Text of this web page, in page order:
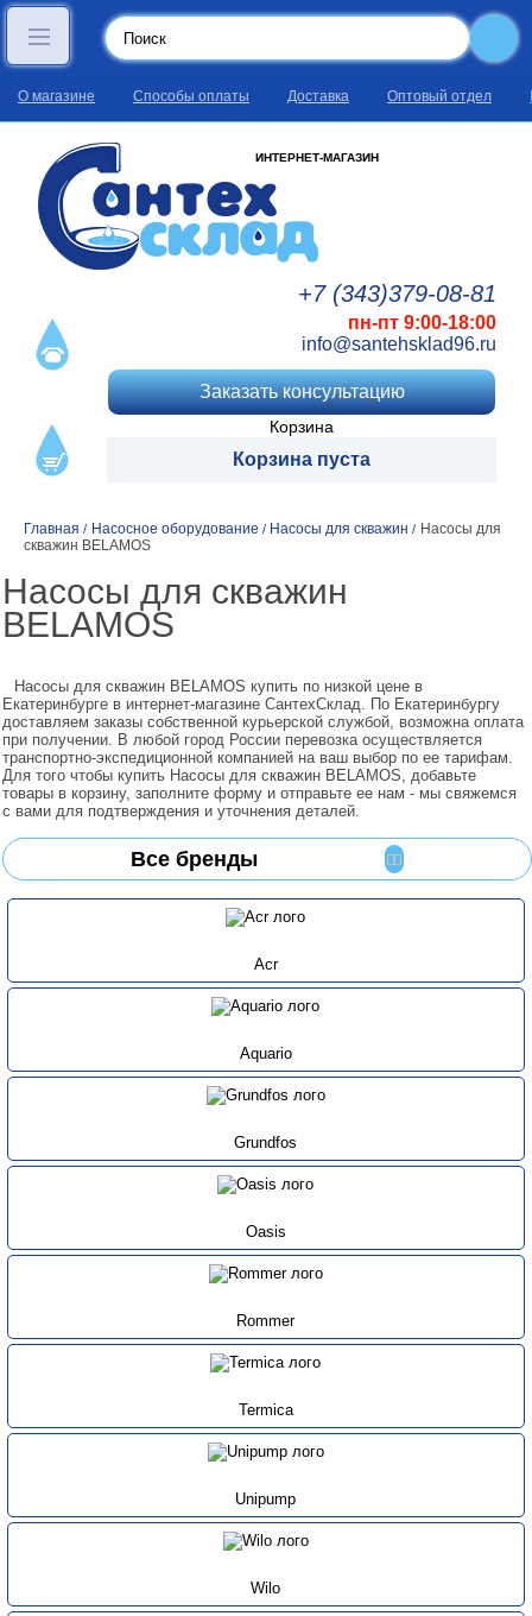
О магазине Способы оплаты Доставка Оптовый отдел
ИНТЕРНЕТ-МАГАЗИН
+7 (343)379-08-81
пн-пт 9:00-18:00
info@santehsklad96.ru
Заказать консультацию
Корзина
Корзина пуста
Главная / Насосное оборудование / Насосы для скважин / Насосы для
скважин BELAMOS
Насосы для скважин
BELAMOS
Насосы для скважин BELAMOS купить по низкой цене в
Екатеринбурге в интернет-магазине СантехСклад. По Екатеринбургу
доставляем заказы собственной курьерской службой, возможна оплата
при получении. В любой город России перевозка осуществляется
транспортно-экспедиционной компанией на ваш выбор по ее тарифам.
Для того чтобы купить Насосы для скважин BELAMOS, добавьте
товары в корзину, заполните форму и отправьте ее нам - мы свяжемся
с вами для подтверждения и уточнения деталей.
Все бренды
Acr
Aquario
Grundfos
Oasis
Rommer
Termica
Unipump
Wilo